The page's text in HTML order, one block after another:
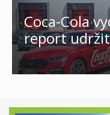
Coca-Cola
report